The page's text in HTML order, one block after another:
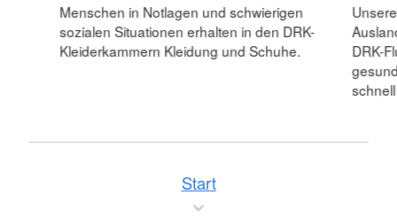
Menschen in Notlagen und schwierigen
sozialen Situationen erhalten in den DRK-
Kleiderkammern Kleidung und Schuhe.
DRK-
Start